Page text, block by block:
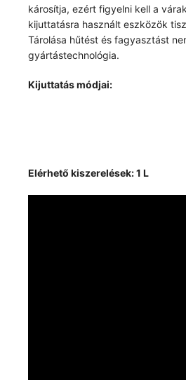
károsítja, ezért figyelni kell a
kijuttatásra használt eszközök
Tárolása hűtést és fagyasztást
gyártástechnológia.
Kijuttatás módjai:
Elérhető kiszerelések: 1 L